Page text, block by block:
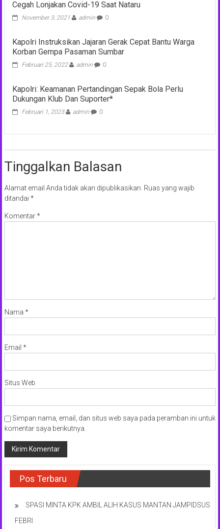
Cegah Lonjakan Covid-19 Saat Nataru
November 3, 2021 admin 0
Kapolri Instruksikan Jajaran Gerak Cepat Bantu Warga
Korban Gempa Pasaman Sumbar
Februari 25, 2022 admin 0
Kapolri: Keamanan Pertandingan Sepak Bola Perlu
Dukungan Klub Dan Suporter*
Februari 1, 2023 admin 0
Tinggalkan Balasan
Alamat email Anda tidak akan dipublikasikan. Ruas yang wajib
ditandai *
Komentar*
Nama *
Email *
Situs Web
Simpan nama, email, dan situs web saya pada peramban ini untuk
komentar saya berikutnya.
Pos Terbaru
SPASI MINTA KPK AMBIL ALIH KASUS MANTAN JAMPIDSUS
FEBRI